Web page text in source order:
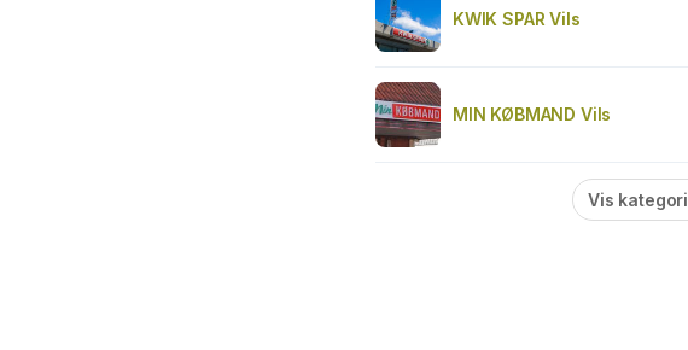
KWIK SPAR Vils
MIN KØBMAND Vils
Vis kategori